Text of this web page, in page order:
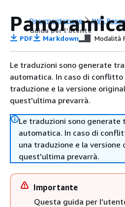
Documentazione
AWS
Guida per l’utente
PDF Markdown Modalità
Le traduzioni sono generate
automatica. In caso di
traduzione e la versione
quest'ultima prevarrà.
Le traduzioni sono
automatica. In caso di
una traduzione e la versione
quest'ultima prevarrà.
Importante
Questa guida per